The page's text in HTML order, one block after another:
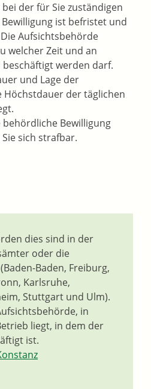
der für Sie zuständigen
ist befristet und
Aufsichtsbehörde
welcher Zeit und an
beschäftigt werden darf.
und Lage der
Höchstdauer der täglichen
Bewilligung
sich strafbar.
dies sind in der
oder die
Baden, Freiburg,
Karlsruhe,
Stuttgart und Ulm).
in
liegt, in dem der
ist.